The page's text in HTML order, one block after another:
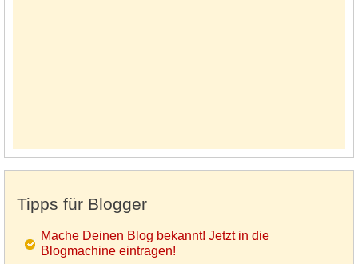
Tipps für Blogger
Mache Deinen Blog bekannt! Jetzt in die
Blogmachine eintragen!